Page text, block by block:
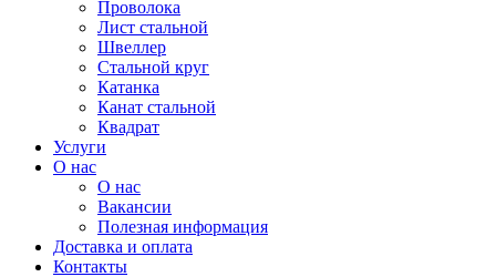
Проволока
Лист стальной
Швеллер
Стальной круг
Катанка
Канат стальной
Квадрат
Услуги
О нас
О нас
Вакансии
Полезная информация
Доставка и оплата
Контакты